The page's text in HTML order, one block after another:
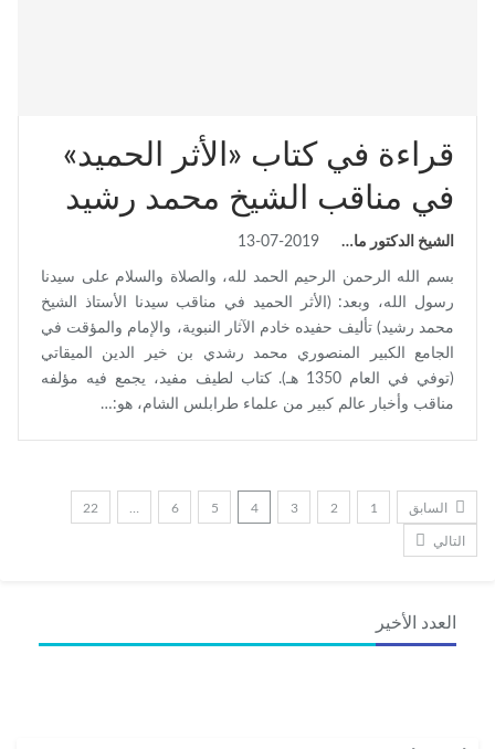
قراءة في كتاب «الأثر الحميد»
في مناقب الشيخ محمد رشيد
الشيخ الدكتور ماجد نيازي الدرويش 13-07-2019
بسم الله الرحمن الرحيم الحمد لله، والصلاة والسلام على سيدنا
رسول الله، وبعد: (الأثر الحميد في مناقب سيدنا الأستاذ الشيخ
محمد رشيد) تأليف حفيده خادم الآثار النبوية، والإمام والمؤقت في
الجامع الكبير المنصوري محمد رشدي بن خير الدين الميقاتي
(توفي في العام 1350 هـ). كتاب لطيف مفيد، يجمع فيه مؤلفه
مناقب وأخبار عالم كبير من علماء طرابلس الشام، هو:…
السابق 1
2
3
4
5
6
22
التالي
العدد الأخير